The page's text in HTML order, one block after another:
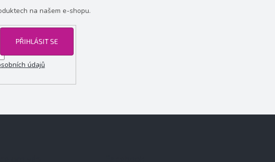
na našem e-shopu.
údajů
PŘIHLÁSIT SE